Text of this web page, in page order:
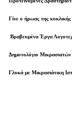
Γίνε ο ήρωας της κυκλικής
Βραβευµένα Έργα
Δημοτολόγιο
Γλυκά με Μικρασιάτικη